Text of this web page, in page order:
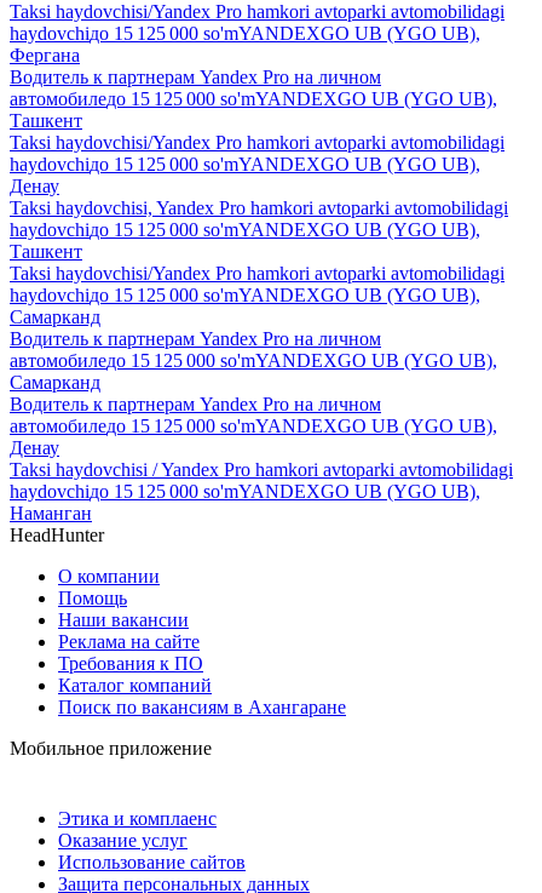
Taksi haydovchisi/Yandex Pro hamkori avtoparki avtomobilidagi
haydovchiдо 15 125 000 so'mYANDEXGO UB (YGO UB),
Фергана
Водитель к партнерам Yandex Pro на личном
автомобиледо 15 125 000 so'mYANDEXGO UB (YGO UB),
Ташкент
Taksi haydovchisi/Yandex Pro hamkori avtoparki avtomobilidagi
haydovchiдо 15 125 000 so'mYANDEXGO UB (YGO UB),
Денау
Taksi haydovchisi, Yandex Pro hamkori avtoparki avtomobilidagi
haydovchiдо 15 125 000 so'mYANDEXGO UB (YGO UB),
Ташкент
Taksi haydovchisi/Yandex Pro hamkori avtoparki avtomobilidagi
haydovchiдо 15 125 000 so'mYANDEXGO UB (YGO UB),
Самарканд
Водитель к партнерам Yandex Pro на личном
автомобиледо 15 125 000 so'mYANDEXGO UB (YGO UB),
Самарканд
Водитель к партнерам Yandex Pro на личном
автомобиледо 15 125 000 so'mYANDEXGO UB (YGO UB),
Денау
Taksi haydovchisi / Yandex Pro hamkori avtoparki avtomobilidagi
haydovchiдо 15 125 000 so'mYANDEXGO UB (YGO UB),
Наманган
HeadHunter
О компании
Помощь
Наши вакансии
Реклама на сайте
Требования к ПО
Каталог компаний
Поиск по вакансиям в Ахангаране
Мобильное приложение
Этика и комплаенс
Оказание услуг
Использование сайтов
Защита персональных данных